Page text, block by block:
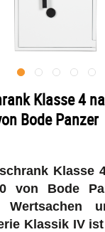
Klasse 4
Bode Panzer
Klasse
von Bode
Klassik IVist